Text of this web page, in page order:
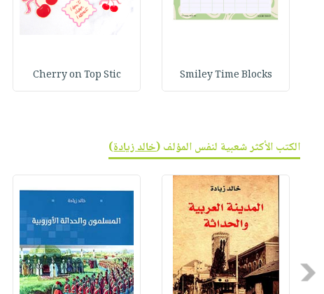
Smiley Time Blocks
Cherry on Top Stic
الكتب الأكثر شعبية لنفس المؤلف (خالد زيادة)
Previous